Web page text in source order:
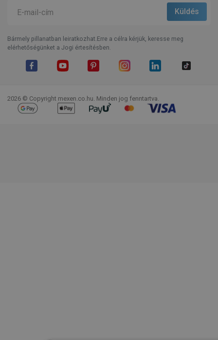
Bármely pillanatban leiratkozhat.Erre a célra kérjük, keresse meg
elérhetőségünket a Jogi értesítésben.
2026 © Copyright mexen.co.hu. Minden jog fenntartva.